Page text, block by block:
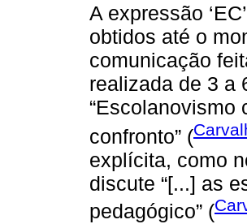
A expressão
obtidos até o
comunicação
realizada de 3 a
confronto” (
explícita, como
discute “[...] as
pedagógico” (